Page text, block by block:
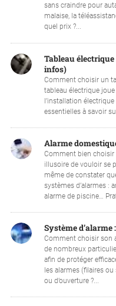
sans craindre pour
malaise, la
quel prix ?...
Tableau
infos)
Comment choisir un
tableau électrique
l’installation
essentielles à savoir
Alarme
Comment bien choisir
illusoire de vouloir se
même de constater
systèmes d’alarmes :
alarme de piscine…
Système
Comment choisir son
de nombreux
afin de protéger
les alarmes (filaires
ou d’ouverture ?...